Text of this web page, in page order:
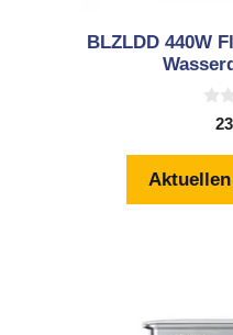
BLZLDD 440W
5